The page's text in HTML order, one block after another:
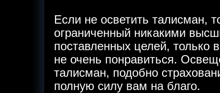
Если не осветить талисман,
ограниченный никакими
поставленных целей, только
не очень понравиться.
талисман, подобно
полную силу вам на благо.